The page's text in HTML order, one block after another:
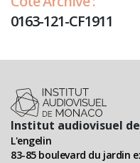
0163-121-CF1911
Institut audiovisuel
L'engelin
83-85 boulevard du jardin